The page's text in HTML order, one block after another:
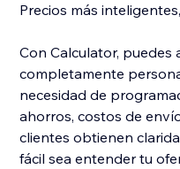
Precios más
Con Calculator, puedes
completamente
necesidad de
ahorros, costos de
clientes obtienen
fácil sea entender tu